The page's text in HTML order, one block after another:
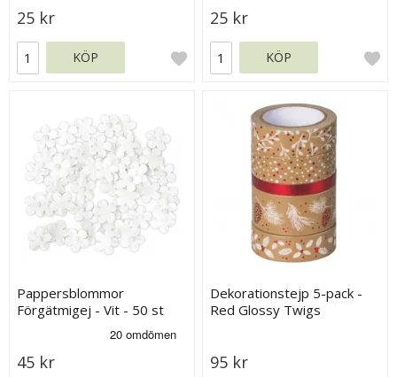
25 kr
KÖP
25 kr
KÖP
Pappersblommor
Förgätmigej - Vit - 50 st
45 kr
Dekorationstejp 5-pack -
Red Glossy Twigs
95 kr